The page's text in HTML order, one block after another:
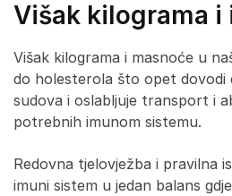
Višak kilograma
Višak kilograma i masnoće u
do holesterola što opet dovodi
sudova i oslabljuje transport i
potrebnih imunom sistemu.
Redovna tjelovježba i pravilna
imuni sistem u jedan balans